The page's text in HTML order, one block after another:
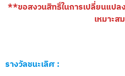
**ขอสงวนสิทธิ์ในการเปลี่ยนแป
เหมาะ
รางวัลชนะเลิศ :